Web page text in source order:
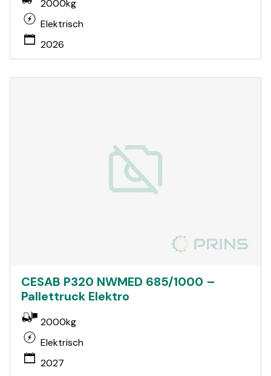
2000kg
Elektrisch
2026
CESAB P320 NWMED 685/1000 –
Pallettruck Elektro
2000kg
Elektrisch
2027